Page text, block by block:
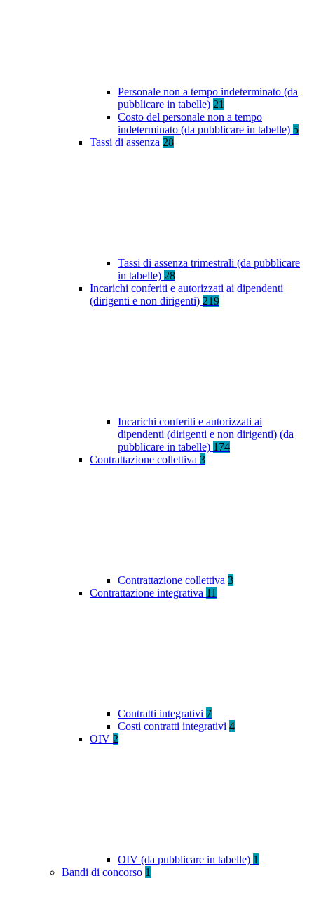
Personale non a tempo indeterminato (da
pubblicare in tabelle) 21
Costo del personale non a tempo
indeterminato (da pubblicare in tabelle) 5
Tassi di assenza 28
Tassi di assenza trimestrali (da pubblicare
in tabelle) 28
Incarichi conferiti e autorizzati ai dipendenti
(dirigenti e non dirigenti) 219
Incarichi conferiti e autorizzati ai
dipendenti (dirigenti e non dirigenti) (da
pubblicare in tabelle) 174
Contrattazione collettiva 3
Contrattazione collettiva 3
Contrattazione integrativa 11
Contratti integrativi 7
Costi contratti integrativi 4
OIV 2
OIV (da pubblicare in tabelle) 1
Bandi di concorso 1